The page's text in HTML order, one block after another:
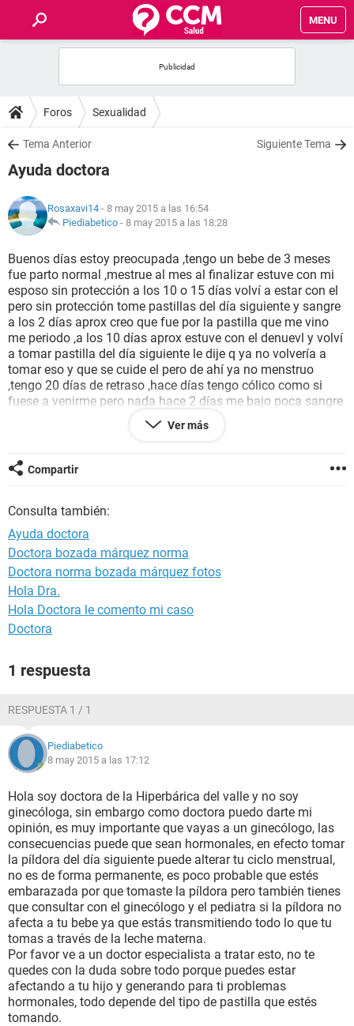
MENU
FOROS
SALUD
FAMILIA
NUTRICIÓN
BIENESTAR
SEXUALIDAD
GLOSARIO
Foros Sexualidad
Tema Anterior Siguiente Tema
Ayuda doctora
Rosaxavi14 - 8 may 2015 a las 16:54
Piediabetico - 8 may 2015 a las 18:28
Buenos días estoy preocupada ,tengo un bebe de 3 meses
fue parto normal ,mestrue al mes al finalizar estuve con mi
esposo sin protección a los 10 o 15 días volví a estar con el
pero sin protección tome pastillas del día siguiente y sangre
a los 2 días aprox creo que fue por la pastilla que me vino
me periodo ,a los 10 días aprox estuve con el denuevl y volví
a tomar pastilla del día siguiente le dije q ya no volvería a
tomar eso y que se cuide el pero de ahí ya no menstruo
,tengo 20 días de retraso ,hace días tengo cólico como si
fuese a venirme pero nada hace 2 días me bajo poca sangre
roja mancho mi ropa interior pero ya no volvió a bajarme
nada ,estaré embarazada ? ,mi breve tomaba pecho y
pecho .espero me responda doctora
Ver más
Compartir
Consulta también:
Ayuda doctora
Doctora bozada márquez norma
Doctora norma bozada márquez fotos
Hola Dra.
Hola Doctora le comento mi caso
Doctora
1 respuesta
RESPUESTA 1 / 1
Piediabetico
8 may 2015 a las 17:12
Hola soy doctora de la Hiperbárica del valle y no soy
ginecóloga, sin embargo como doctora puedo darte mi
opinión, es muy importante que vayas a un ginecólogo, las
consecuencias puede que sean hormonales, en efecto tomar
la píldora del día siguiente puede alterar tu ciclo menstrual,
no es de forma permanente, es poco probable que estés
embarazada por que tomaste la píldora pero también tienes
que consultar con el ginecólogo y el pediatra si la píldora no
afecta a tu bebe ya que estás transmitiendo todo lo que tu
tomas a través de la leche materna.
Por favor ve a un doctor especialista a tratar esto, no te
quedes con la duda sobre todo porque puedes estar
afectando a tu hijo y generando para ti problemas
hormonales, todo depende del tipo de pastilla que estés
tomando.